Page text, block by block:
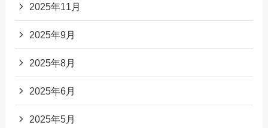
2025年11月
2025年9月
2025年8月
2025年6月
2025年5月